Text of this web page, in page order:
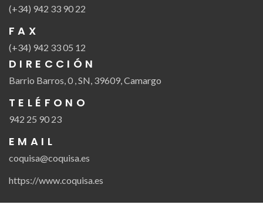
(+34) 942 33 90 22
FAX
(+34) 942 33 05 12
DIRECCIÓN
Barrio Barros, 0 , SN, 39609, Camargo
TELÉFONO
942 25 90 23
EMAIL
coquisa@coquisa.es
https://www.coquisa.es